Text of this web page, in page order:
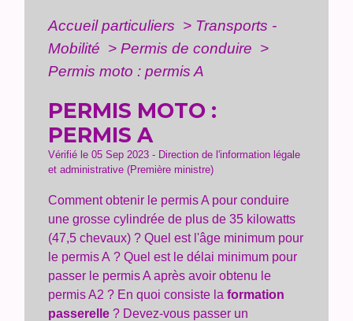
Accueil particuliers > Transports -
Mobilité > Permis de conduire >
Permis moto : permis A
PERMIS MOTO :
PERMIS A
Vérifié le 05 Sep 2023 - Direction de l'information légale
et administrative (Première ministre)
Comment obtenir le permis A pour conduire
une grosse cylindrée de plus de 35 kilowatts
(47,5 chevaux) ? Quel est l'âge minimum pour
le permis A ? Quel est le délai minimum pour
passer le permis A après avoir obtenu le
permis A2 ? En quoi consiste laformation
passerelle ? Devez-vous passer un